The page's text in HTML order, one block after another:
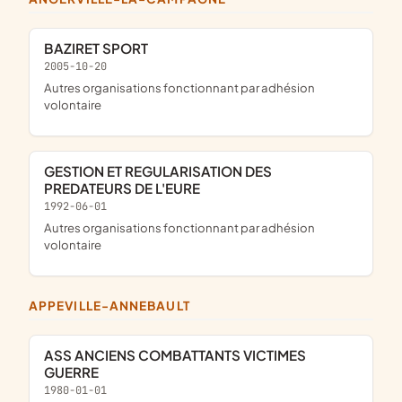
BAZIRET SPORT
2005-10-20
Autres organisations fonctionnant par adhésion
volontaire
GESTION ET REGULARISATION DES
PREDATEURS DE L'EURE
1992-06-01
Autres organisations fonctionnant par adhésion
volontaire
APPEVILLE-ANNEBAULT
ASS ANCIENS COMBATTANTS VICTIMES
GUERRE
1980-01-01